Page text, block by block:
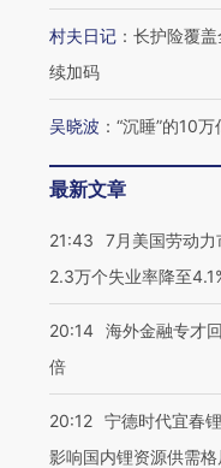
村夫日记 ： 长护险覆
续加码
吴晓波 ： “沉睡”的10
最新文章
21:43
7月美国劳动
2.3万个失业率降至
20:14 海外金融专才
倍
20:12 宁德时代宜春
影响国内锂资源供需格